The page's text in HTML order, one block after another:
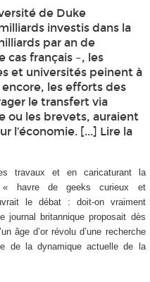
de Duke
investis dans la
par an de
français –, les
et universités peinent à
les efforts des
le transfert via
ou les brevets, auraient
l’économie. [...] Lire la
travaux et en caricaturant la
« havre de geeks curieux et
le débat : doit-on vraiment
journal britannique proposait dès
âge d’or révolu d’une recherche
de la dynamique actuelle de la